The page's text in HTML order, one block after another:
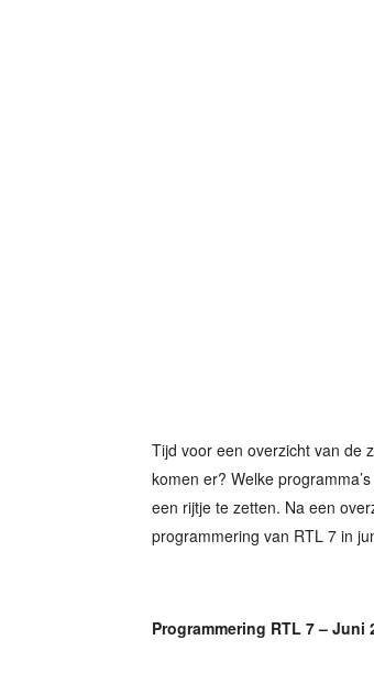
Tijd voor een overzicht van de
komen er? Welke
een rijtje te zetten. Na een
programmering van RTL 7 in
Programmering RTL 7 – Juni